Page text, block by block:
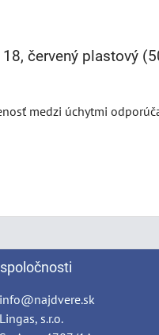
18, červený plastový
medzi úchytmi
info@najdvere.sk
Lingas, s.r.o.